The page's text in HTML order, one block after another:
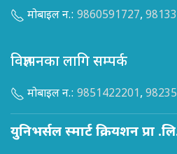
मोबाइल न.: 9860591727,
विज्ञापनका लागि सम्पर्क
मोबाइल न.: 9851422201,
युनिभर्सल स्मार्ट क्रियशन प्रा